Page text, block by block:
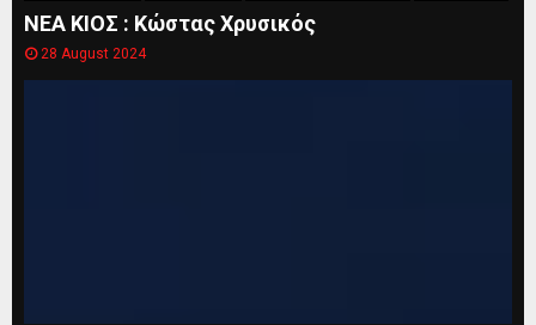
ΝΕΑ ΚΙΟΣ : Κώστας Χρυσικός
28 August 2024